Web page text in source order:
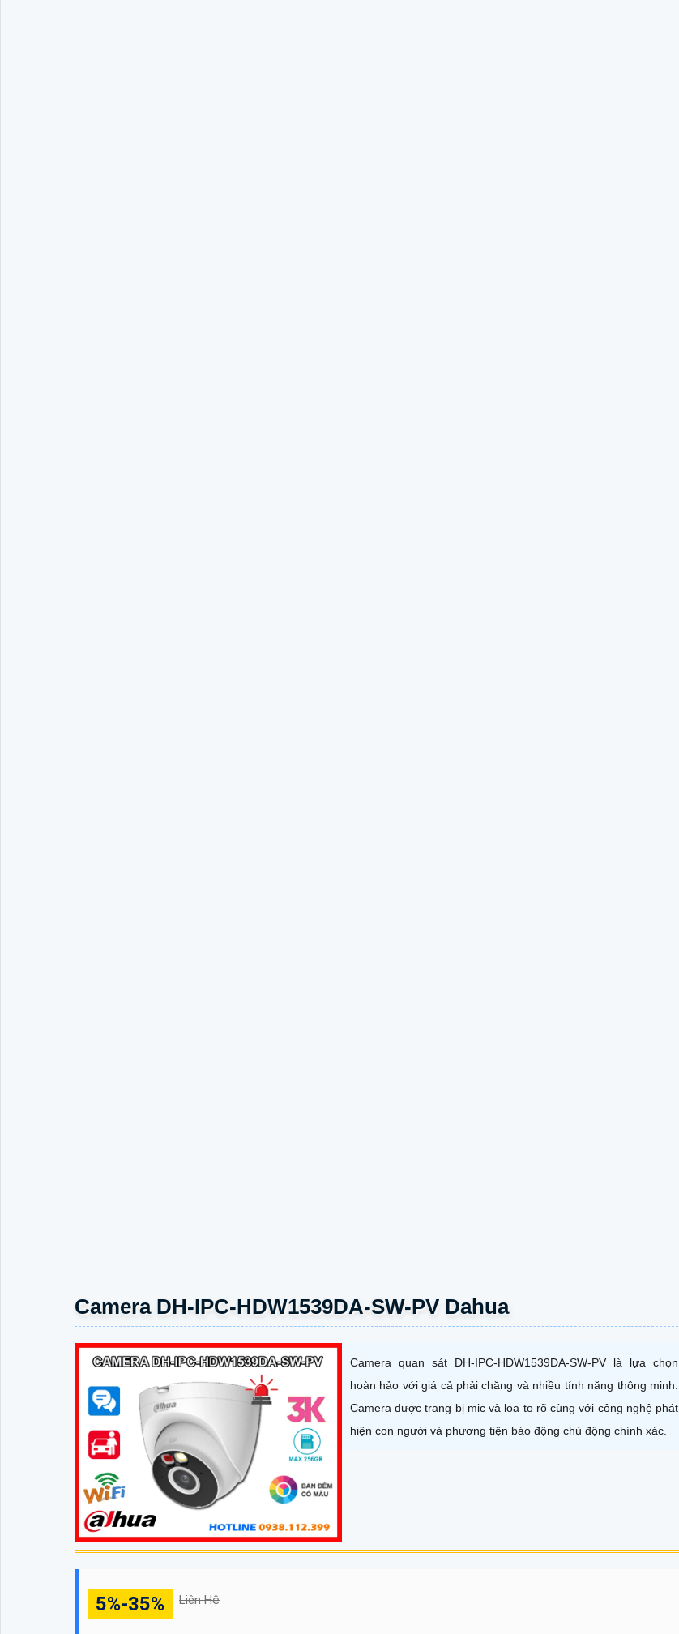
Camera DH-IPC-HDW1539DA-SW-PV Dahua
Camera quan sát DH-IPC-HDW1539DA-SW-PV là lựa chọn
hoàn hảo với giá cả phải chăng và nhiều tính năng thông minh.
Camera được trang bị mic và loa to rõ cùng với công nghệ phát
hiện con người và phương tiện báo động chủ động chính xác.
5%-35% Liên Hệ